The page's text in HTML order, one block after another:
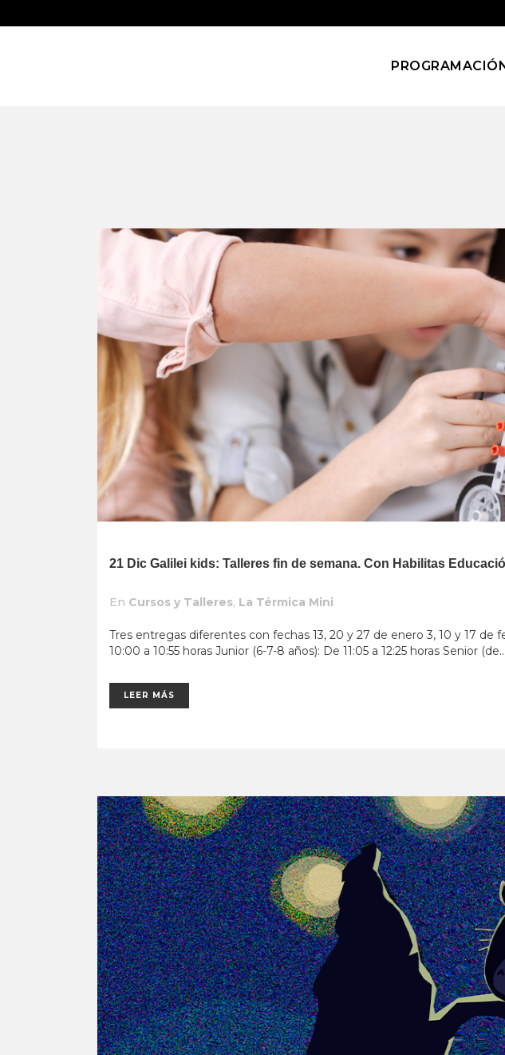
Home
21 Dic Galilei kids: Talleres fin de semana. Con Habilitas
En Cursos y Talleres, La Térmica Mini
Tres entregas diferentes con fechas 13, 20 y 27 de enero 3, 10 y 17 de
10:00 a 10:55 horas Junior (6-7-8 años): De 11:05 a 12:25 horas Senior (de...
LEER MÁS